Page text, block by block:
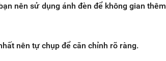
nên sử dụng ánh đèn để không gian thêm
nên tự chụp để căn chỉnh rõ ràng.